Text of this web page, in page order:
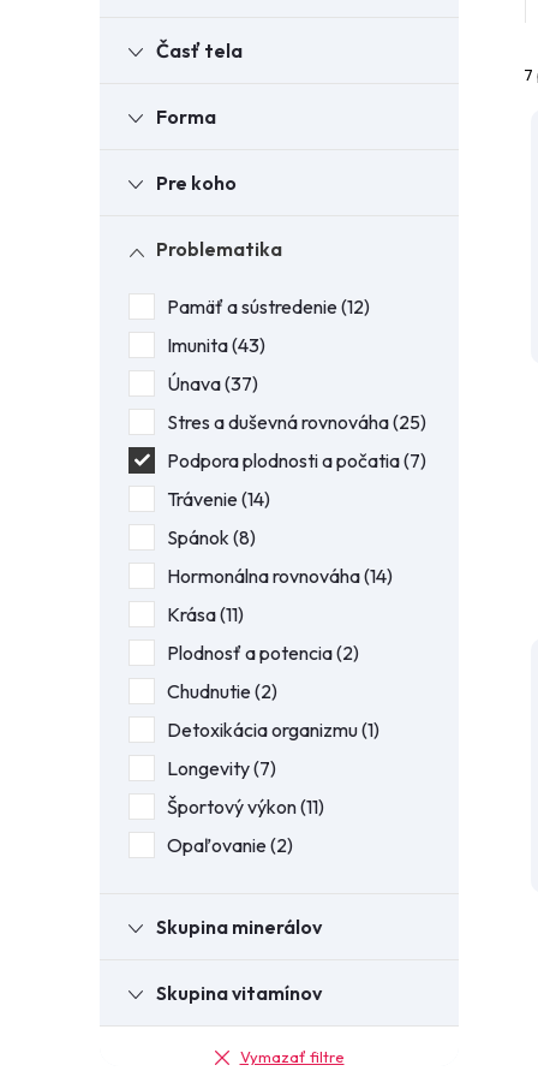
Časť tela
Forma
Pre koho
Problematika
Pamäť a sústredenie 12
Imunita 43
Únava 37
Stres a duševná rovnováha 25
Podpora plodnosti a počatia 7
Trávenie 14
Spánok 8
Hormonálna rovnováha 14
Krása 11
Plodnosť a potencia 2
Chudnutie 2
Detoxikácia organizmu 1
Longevity 7
Športový výkon 11
Opaľovanie 2
Skupina minerálov
Skupina vitamínov
Vymazať filtre
7